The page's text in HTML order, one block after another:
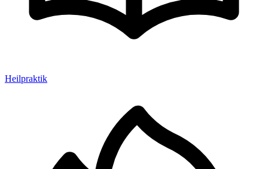
Heilpraktik